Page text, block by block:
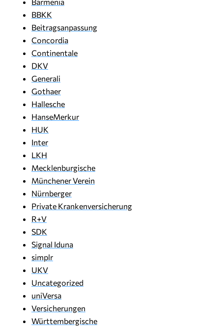
BBKK
Beitragsanpassung
Concordia
Continentale
DKV
Generali
Gothaer
Hallesche
HanseMerkur
HUK
Inter
LKH
Mecklenburgische
Münchener Verein
Nürnberger
Private Krankenversicherung
R+V
SDK
Signal Iduna
simplr
UKV
Uncategorized
uniVersa
Versicherungen
Württembergische